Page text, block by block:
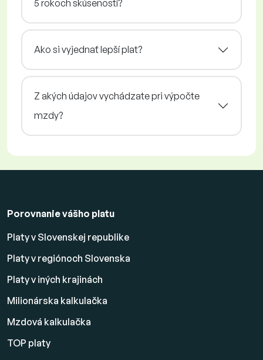
5 rokoch skúseností?
Ako si vyjednať lepší plat?
Z akých údajov vychádzate pri výpočte
mzdy?
Porovnanie vášho platu
Platy v Slovenskej republike
Platy v regiónoch Slovenska
Platy v iných krajinách
Milionárska kalkulačka
Mzdová kalkulačka
TOP platy